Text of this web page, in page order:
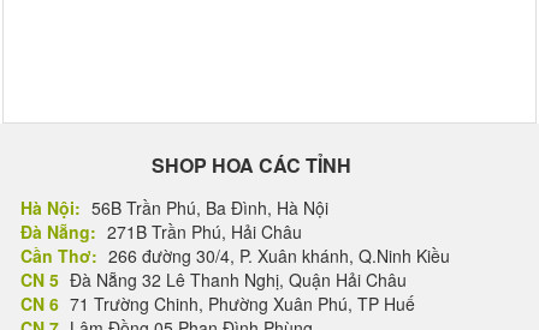
SHOP HOA CÁC TỈNH
Hà Nội: 56B Trần Phú, Ba Đình, Hà Nội
Đà Nẵng: 271B Trần Phú, Hải Châu
Cần Thơ: 266 đường 30/4, P. Xuân khánh, Q.Ninh Kiều
CN 5 Đà Nẵng 32 Lê Thanh Nghị, Quận Hải Châu
CN 6 71 Trường Chinh, Phường Xuân Phú, TP Huế